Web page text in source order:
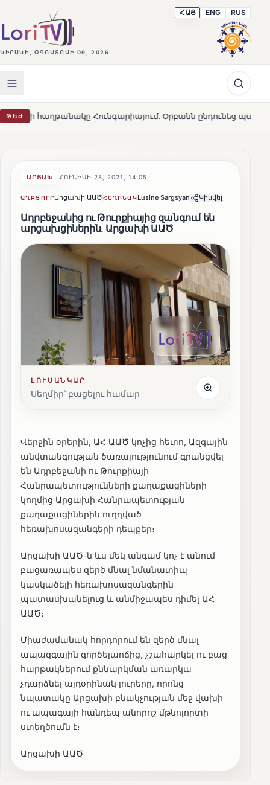
ԿԻՐԱԿԻ, ՕԳՈՍՏՈՍԻ 09, 2026
ՀԱՅ ENG RUS
ԹԵԺ Հունգարիայում․ Օրբանն ընդունեց պարտությունը
ԱՐՑԱԽ ՀՈՒՆԻՍԻ 28, 2021, 14:05
ԱՂԲՅՈՒՐԱրցախի ԱԱԾՀԵՂԻՆԱԿLusine Sargsyan Կիսվել
Ադրբեջանից ու Թուրքիայից զանգում են
արցախցիներին․ Արցախի ԱԱԾ
ԼՈՒՍԱՆԿԱՐ
Սեղմիր՝ բացելու համար
Վերջին օրերին, ԱՀ ԱԱԾ կոչից հետո, Ազգային
անվտանգության ծառայությունում գրանցվել
են Ադրբեջանի ու Թուրքիայի
Հանրապետությունների քաղաքացիների
կողմից Արցախի Հանրապետության
քաղաքացիներին ուղղված
հեռախոսազանգերի դեպքեր։
Արցախի ԱԱԾ-ն ևս մեկ անգամ կոչ է անում
բացառապես զերծ մնալ նմանատիպ
կասկածելի հեռախոսազանգերին
պատասխանելուց և անմիջապես դիմել ԱՀ
ԱԱԾ։
Միաժամանակ հորդորում են զերծ մնալ
ապազգային գործելաոճից, չշահարկել ու բաց
հարթակներում քննարկման առարկա
չդարձնել այդօրինակ լուրերը, որոնց
նպատակը Արցախի բնակչության մեջ վախի
ու ապագայի հանդեպ անորոշ մթնոլորտի
ստեղծումն է։
Արցախի ԱԱԾ